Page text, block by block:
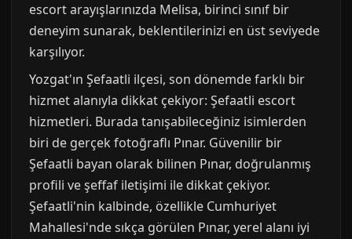
escort arayışlarınızda Melisa, birinci sınıf bir
deneyim sunarak, beklentilerinizi en üst seviyede
karşılıyor.
Yozgat'ın Şefaatli ilçesi, son dönemde farklı bir
hizmet alanıyla dikkat çekiyor: Şefaatli escort
hizmetleri. Burada tanışabileceğiniz isimlerden
biri de gerçek fotoğraflı Pınar. Güvenilir bir
Şefaatli bayan olarak bilinen Pınar, doğrulanmış
profili ve şeffaf iletişimi ile dikkat çekiyor.
Şefaatli'nin kalbinde, özellikle Cumhuriyet
Mahallesi'nde sıkça görülen Pınar, yerel alanı iyi